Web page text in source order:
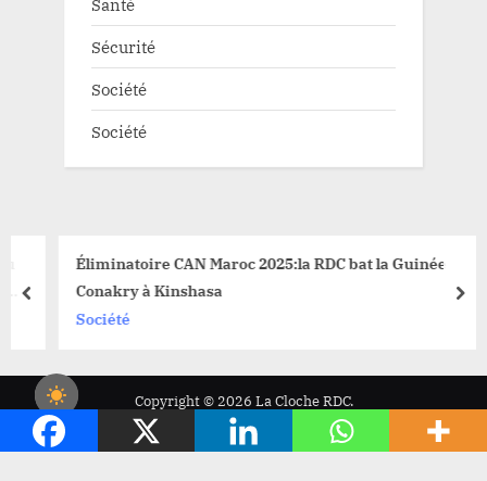
Sécurité
Société
Société
Éliminatoire CAN Maroc 2025:la RDC bat la Guinée
Conakry à Kinshasa
Société
prev
Copyright © 2026 La Cloche RDC.
Powered by
PressBook News WordPress theme